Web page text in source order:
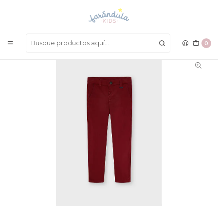
0
LAS MEJORES PRENDAS A UN SOLO CLICK